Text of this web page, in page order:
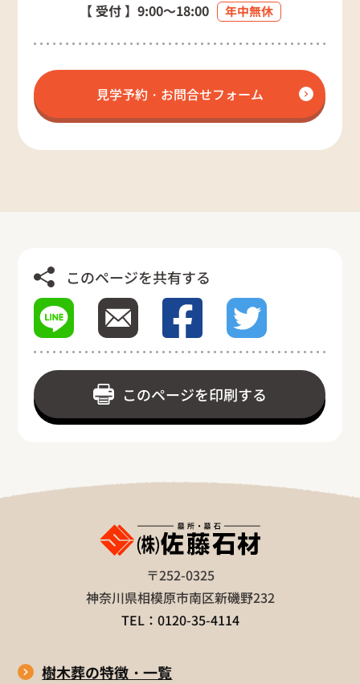
【 受付 】 9:00～18:00 年中無休
見学予約・お問合せフォーム
このページを共有する
このページを印刷する
〒252-0325
神奈川県相模原市南区新磯野232
TEL：0120-35-4114
樹木葬の特徴・一覧